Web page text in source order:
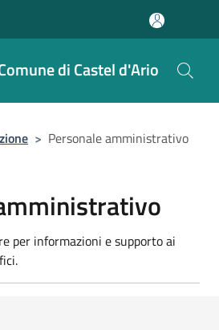
di Castel d'Ario
> Personale amministrativo
per informazioni e supporto ai